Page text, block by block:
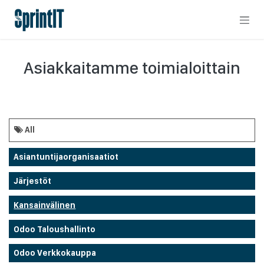
Asiakkaitamme toimialoittain
All
Asiantuntijaorganisaatiot
Järjestöt
Kansainvälinen
Odoo Taloushallinto
Odoo Verkkokauppa